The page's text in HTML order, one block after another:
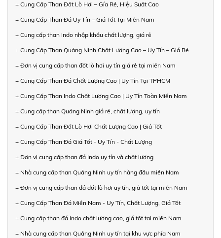
+ Cung Cấp Than Đốt Lò Hơi – Gía Rẻ, Hiệu Suất Cao
+ Cung Cấp Than Đá Uy Tín – Giá Tốt Tại Miền Nam
+ Cung cấp than Indo nhập khẩu chất lượng, giá rẻ
+ Cung Cấp Than Quảng Ninh Chất Lượng Cao – Uy Tín – Giá Rẻ
+ Đơn vị cung cấp than đốt lò hơi uy tín giá rẻ tại miền Nam
+ Cung Cấp Than Đá Chất Lượng Cao | Uy Tín Tại TPHCM
+ Cung Cấp Than Indo Chất Lượng Cao | Uy Tín Toàn Miền Nam
+ Cung cấp than Quảng Ninh giá rẻ, chất lượng, uy tín
+ Cung Cấp Than Đốt Lò Hơi Chất Lượng Cao | Giá Tốt
+ Cung Cấp Than Đá Giá Tốt - Uy Tín - Chất Lượng
+ Đơn vị cung cấp than đá Indo uy tín và chất lượng
+ Nhà cung cấp than Quảng Ninh uy tín hàng đầu miền Nam
+ Đơn vị cung cấp than đá đốt lò hơi uy tín, giá tốt tại miền Nam
+ Cung Cấp Than Đá Miền Nam - Uy Tín, Chất Lượng, Giá Tốt
+ Cung cấp than đá Indo chất lượng cao, giá tốt tại miền Nam
+ Nhà cung cấp than Quảng Ninh uy tín tại khu vực phía Nam